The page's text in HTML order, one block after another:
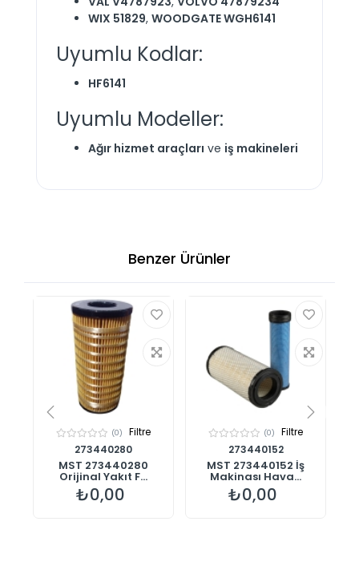
WIX 51829, WOODGATE WGH6141
Uyumlu Kodlar:
HF6141
Uyumlu Modeller:
Ağır hizmet araçları ve iş makineleri
Benzer Ürünler
(0)
Filtre
273440280
MST 273440280
Orijinal Yakıt F...
₺0,00
(0)
Filtre
273440152
MST 273440152 İş
Makinası Hava...
₺0,00